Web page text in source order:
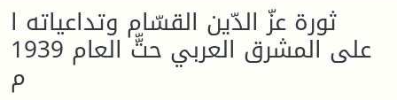
ثورة عزّ الدّين القسّام وتداعياته ا
على المشرق العربي حتّّ العام 1939
م